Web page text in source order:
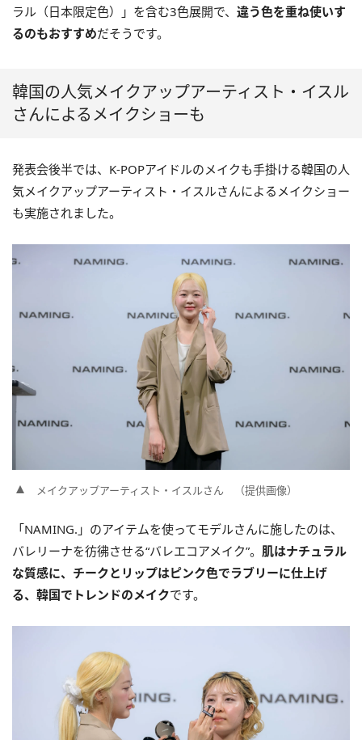
ラル（日本限定色）」を含む3色展開で、 違う色を重ね使いす
るのもおすすめだそうです。
韓国の人気メイクアップアーティスト・イスル
さんによるメイクショーも
発表会後半では、K-POPアイドルのメイクも手掛ける韓国の人
気メイクアップアーティスト・イスルさんによるメイクショー
も実施されました。
メイクアップアーティスト・イスルさん （提供画像）
「NAMING.」のアイテムを使ってモデルさんに施したのは、
バレリーナを彷彿させる“バレエコアメイク”。 肌はナチュラル
な質感に、チークとリップはピンク色でラブリーに仕上げ
る、韓国でトレンドのメイクです。